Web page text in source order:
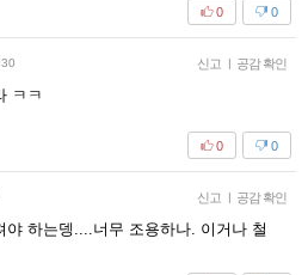
0
0
신고 | 공감 확인
ㅋㅋ
0
0
신고 | 공감 확인
야 하는뎅....너무 조용하나. 이거나 철